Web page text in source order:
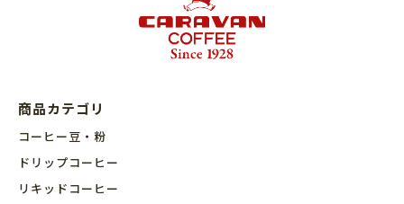
商品カテゴリ
コーヒー豆・粉
ドリップコーヒー
リキッドコーヒー